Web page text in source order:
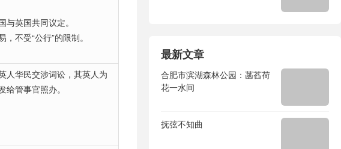
英国共同议定。
不受“公行”的限制。
人华民交涉词讼，其英人为
管事官照办。
最新文章
合肥市滨湖森林公园：菡萏荷
花一水间
抚弦不知曲